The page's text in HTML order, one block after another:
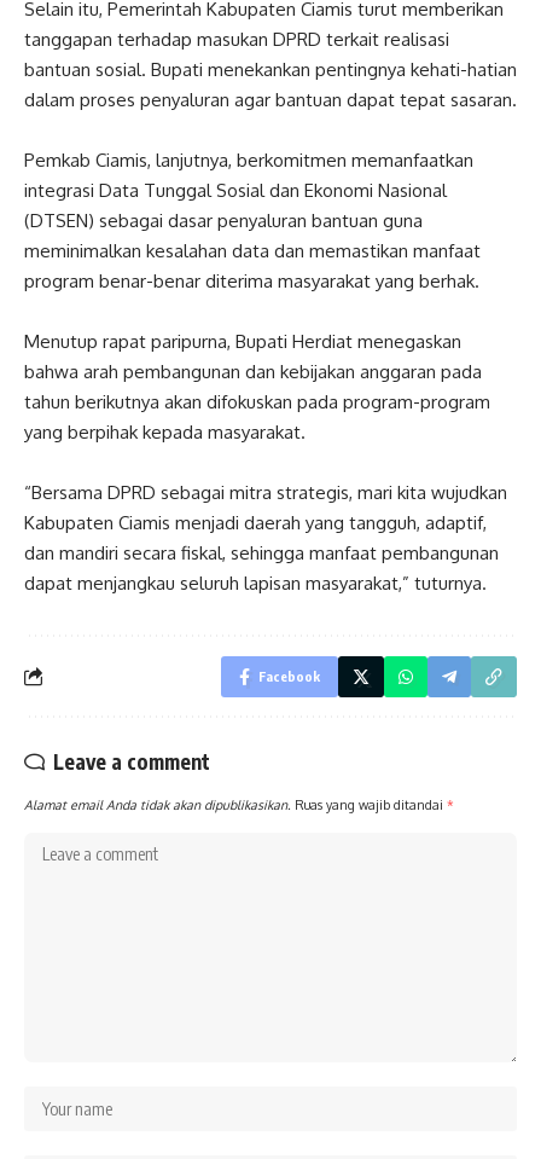
Selain itu, Pemerintah Kabupaten Ciamis turut memberikan
tanggapan terhadap masukan DPRD terkait realisasi
bantuan sosial. Bupati menekankan pentingnya kehati-hatian
dalam proses penyaluran agar bantuan dapat tepat sasaran.
Pemkab Ciamis, lanjutnya, berkomitmen memanfaatkan
integrasi Data Tunggal Sosial dan Ekonomi Nasional
(DTSEN) sebagai dasar penyaluran bantuan guna
meminimalkan kesalahan data dan memastikan manfaat
program benar-benar diterima masyarakat yang berhak.
Menutup rapat paripurna, Bupati Herdiat menegaskan
bahwa arah pembangunan dan kebijakan anggaran pada
tahun berikutnya akan difokuskan pada program-program
yang berpihak kepada masyarakat.
“Bersama DPRD sebagai mitra strategis, mari kita wujudkan
Kabupaten Ciamis menjadi daerah yang tangguh, adaptif,
dan mandiri secara fiskal, sehingga manfaat pembangunan
dapat menjangkau seluruh lapisan masyarakat,” tuturnya.
Facebook
Leave a comment
Alamat email Anda tidak akan dipublikasikan. Ruas yang wajib ditandai *